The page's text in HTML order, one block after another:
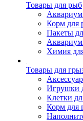
Товары для рыб
Корм для
Пакеты
Химия
Товары для
Игрушки
Клетки
Корм для